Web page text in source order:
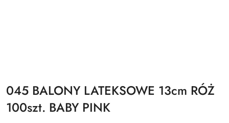
045 BALONY LATEKSOWE 13cm RÓŻ
100szt. BABY PINK